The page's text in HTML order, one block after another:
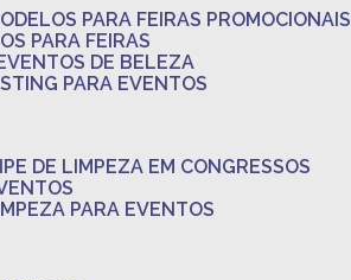
MODELOS PARA FEIRAS PROMOCIONAIS
PARA FEIRAS
DE BELEZA
PARA EVENTOS
DE LIMPEZA EM CONGRESSOS
PARA EVENTOS